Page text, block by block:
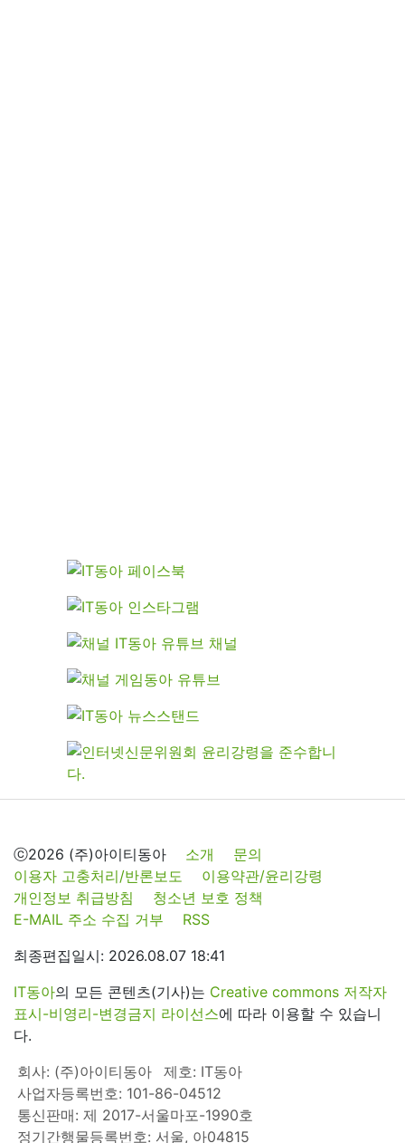
ⓒ2026 (주)아이티동아 소개
문의
이용자 고충처리/반론보도
이용약관/윤리강령
개인정보 취급방침
청소년 보호 정책
E-MAIL 주소 수집 거부
RSS
최종편집일시: 2026.08.07 18:41
IT동아의 모든 콘텐츠(기사)는 Creative commons 저작자
표시-비영리-변경금지 라이선스에 따라 이용할 수 있습니
다.
회사: (주)아이티동아
제호: IT동아
사업자등록번호: 101-86-04512
통신판매: 제 2017-서울마포-1990호
정기간행물등록번호: 서울, 아04815